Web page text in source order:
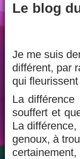
Le blog
Je me suis
différent, par
qui
La différence
souffert et
La différence,
genoux, à